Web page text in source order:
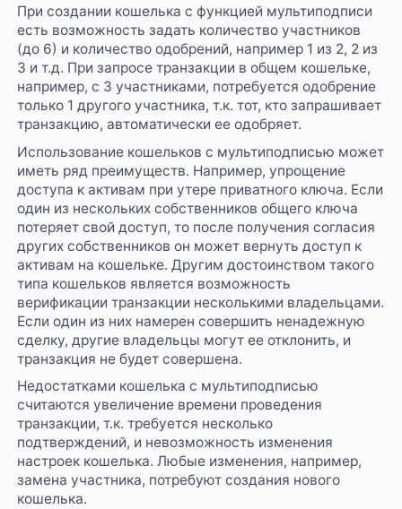
При создании кошелька с функцией мультиподписи
есть возможность задать количество участников
(до 6) и количество одобрений, например 1 из 2, 2 из
3 и т.д. При запросе транзакции в общем кошельке,
например, с 3 участниками, потребуется одобрение
только 1 другого участника, т.к. тот, кто запрашивает
транзакцию, автоматически ее одобряет.
Использование кошельков с мультиподписью может
иметь ряд преимуществ. Например, упрощение
доступа к активам при утере приватного ключа. Если
один из нескольких собственников общего ключа
потеряет свой доступ, то после получения согласия
других собственников он может вернуть доступ к
активам на кошельке. Другим достоинством такого
типа кошельков является возможность
верификации транзакции несколькими владельцами.
Если один из них намерен совершить ненадежную
сделку, другие владельцы могут ее отклонить, и
транзакция не будет совершена.
Недостатками кошелька с мультиподписью
считаются увеличение времени проведения
транзакции, т.к. требуется несколько
подтверждений, и невозможность изменения
настроек кошелька. Любые изменения, например,
замена участника, потребуют создания нового
кошелька.